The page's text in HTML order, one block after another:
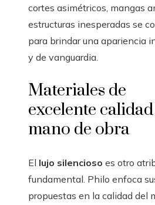
cortes asimétricos, mangas
estructuras inesperadas se
para brindar una apariencia
y de vanguardia.
Materiales de
excelente
mano de obra
El lujo silencioso es otro
fundamental. Philo enfoca
propuestas en la calidad del